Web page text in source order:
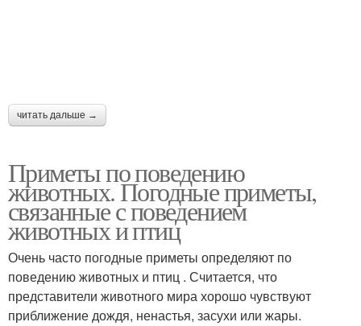
читать дальше →
Приметы по поведению
животных. Погодные приметы,
связанные с поведением
животных и птиц
Очень часто погодные приметы определяют по
поведению животных и птиц . Считается, что
представители животного мира хорошо чувствуют
приближение дождя, ненастья, засухи или жары.